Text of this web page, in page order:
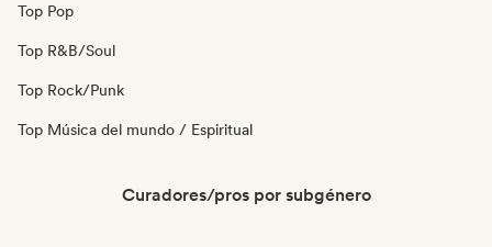
Top Pop
Top R&B/Soul
Top Rock/Punk
Top Música del mundo / Espiritual
Curadores/pros por subgénero